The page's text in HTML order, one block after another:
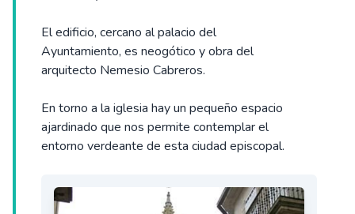
El edificio, cercano al palacio del
Ayuntamiento, es neogótico y obra del
arquitecto Nemesio Cabreros.
En torno a la iglesia hay un pequeño espacio
ajardinado que nos permite contemplar el
entorno verdeante de esta ciudad episcopal.